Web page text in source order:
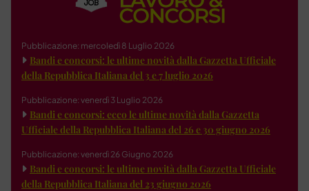
Pubblicazione: mercoledì 8 Luglio 2026
Bandi e concorsi: le ultime novità dalla Gazzetta Ufficiale
della Repubblica Italiana del 3 e 7 luglio 2026
Pubblicazione: venerdì 3 Luglio 2026
Bandi e concorsi: ecco le ultime novità dalla Gazzetta
Ufficiale della Repubblica Italiana del 26 e 30 giugno 2026
Pubblicazione: venerdì 26 Giugno 2026
Bandi e concorsi: le ultime novità dalla Gazzetta Ufficiale
della Repubblica Italiana del 23 giugno 2026